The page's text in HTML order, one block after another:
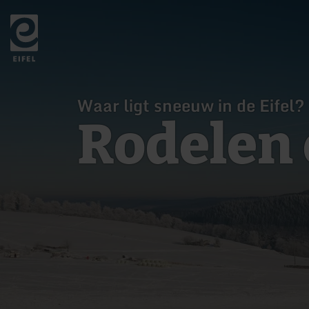
Terug
naar
de
startpagina
Waar ligt sneeuw in de Eifel?